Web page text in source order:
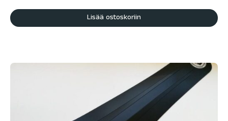
Lisää ostoskoriin